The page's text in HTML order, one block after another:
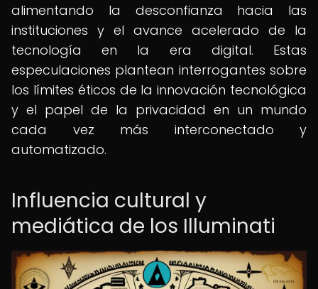
alimentando la desconfianza hacia las
instituciones y el avance acelerado de la
tecnología en la era digital. Estas
especulaciones plantean interrogantes sobre
los límites éticos de la innovación tecnológica
y el papel de la privacidad en un mundo
cada vez más interconectado y
automatizado.
Influencia cultural y
mediática de los Illuminati